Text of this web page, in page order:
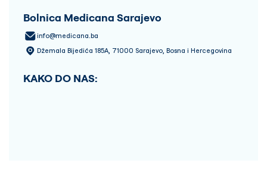
Bolnica Medicana Sarajevo
info@medicana.ba
Džemala Bijedića 185A, 71000 Sarajevo, Bosna i Hercegovina
KAKO DO NAS: